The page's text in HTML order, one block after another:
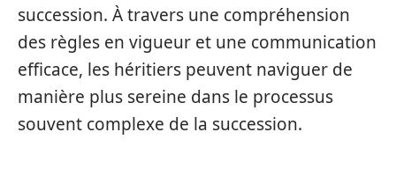
succession. À travers une compréhension
des règles en vigueur et une communication
efficace, les héritiers peuvent naviguer de
manière plus sereine dans le processus
souvent complexe de la succession.